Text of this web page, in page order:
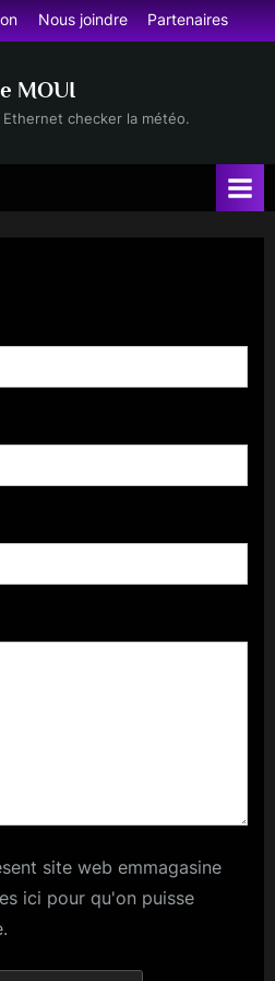
Nous joindre Partenaires
MOUI
Ethernet checker la météo.
site web emmagasine
ici pour qu'on puisse